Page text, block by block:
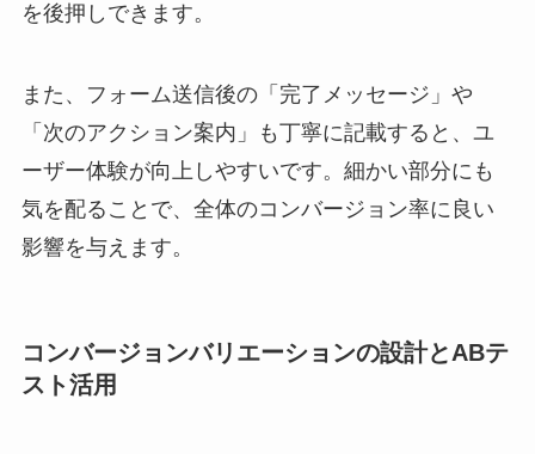
を後押しできます。
また、フォーム送信後の「完了メッセージ」や
「次のアクション案内」も丁寧に記載すると、ユ
ーザー体験が向上しやすいです。細かい部分にも
気を配ることで、全体のコンバージョン率に良い
影響を与えます。
コンバージョンバリエーションの設計とABテ
スト活用